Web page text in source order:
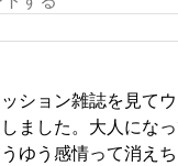
ション雑誌を見て
ました。大人にな
ゆう感情って消え